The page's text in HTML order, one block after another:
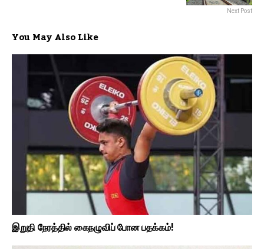
Next Post
You May Also Like
இறுதி நேரத்தில் கைநழுவிப் போன பதக்கம்!